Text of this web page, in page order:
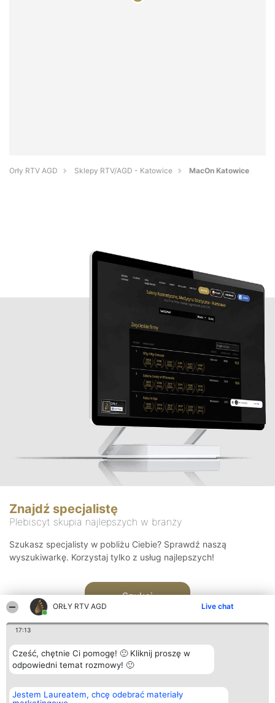
ORŁY RTV AGD Live chat
17:13
Cześć, chętnie Ci pomogę! 🙂 Kliknij proszę w
odpowiedni temat rozmowy! 🙂
Jestem Laureatem, chcę odebrać materiały
Orły RTV AGD Sklepy RTV/AGD - Katowice MacOn Katowice
Znajdź specjalistę
Plebiscyt skupia najlepszych w branży
Szukasz specjalisty w pobliżu Ciebie? Sprawdź naszą
wyszukiwarkę. Korzystaj tylko z usług najlepszych!
Szukaj
Organizator plebiscytu
Bright Side Solutions sp. z o.
Plebiscyt
Laureaci
Kontakt
Kontakt